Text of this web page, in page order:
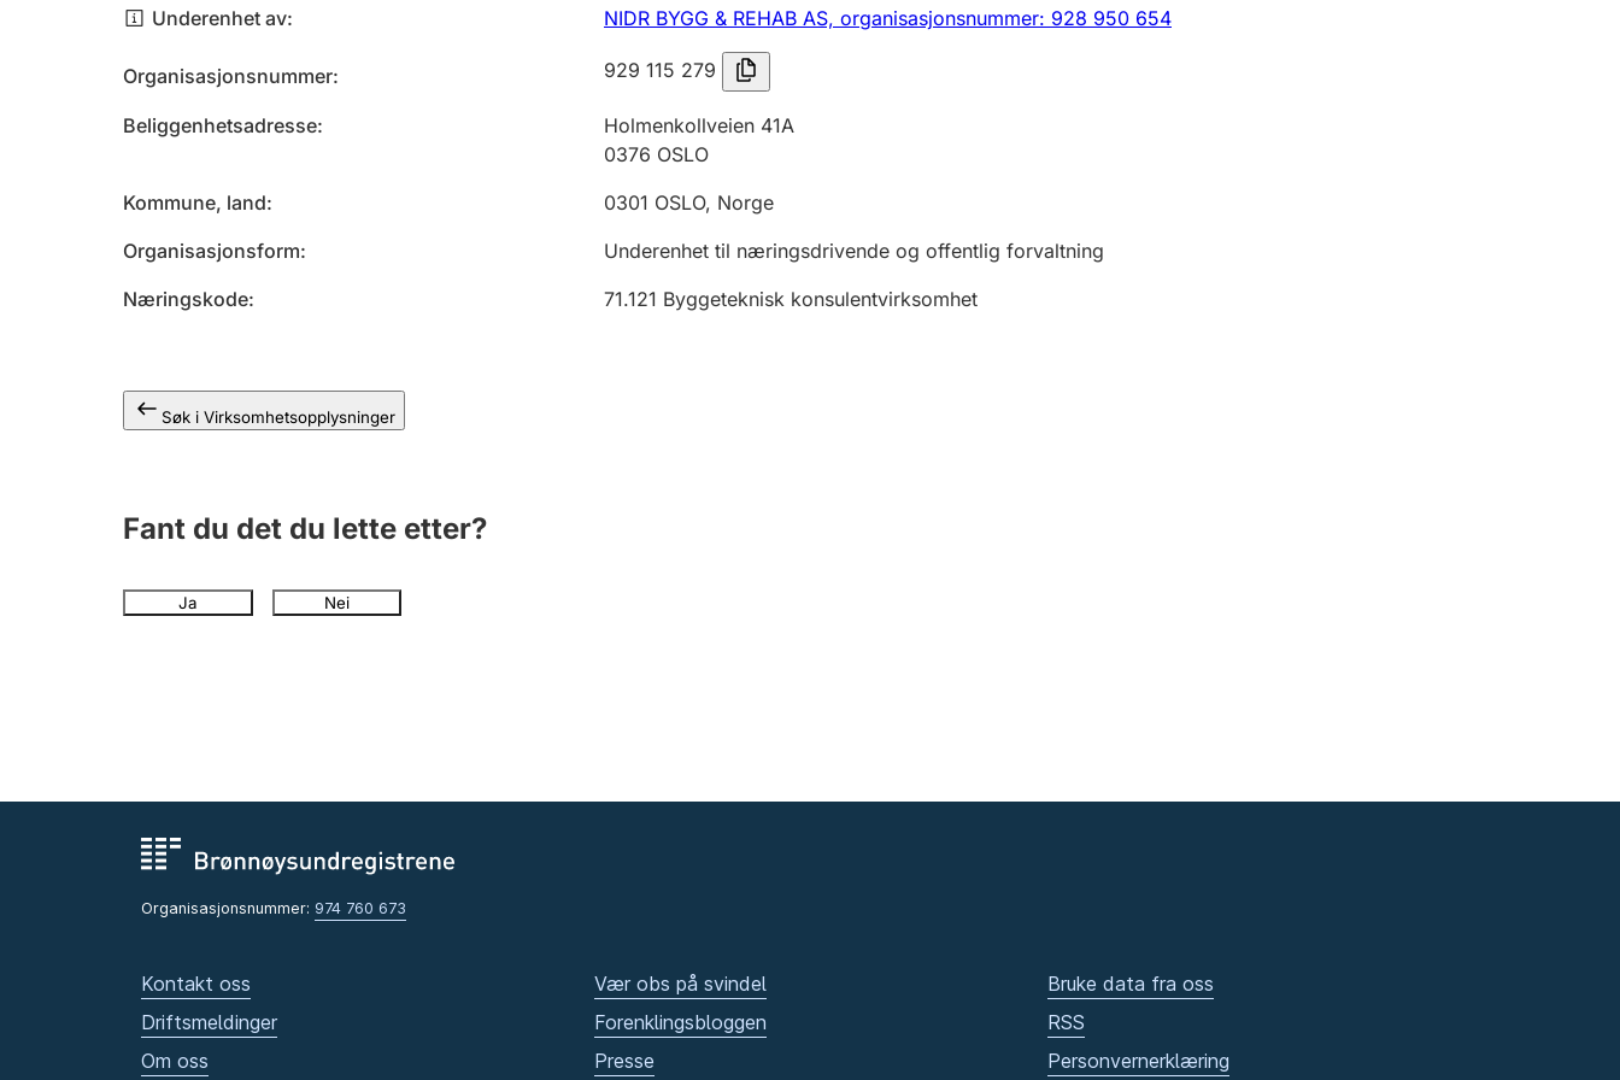
Underenhet av NIDR BYGG & REHAB AS, organisasjonsnummer: 928 950 654
Organisasjonsnummer 929 115 279
Beliggenhetsadresse
Holmenkollveien 41A
0376 OSLO
Kommune, land
0301 OSLO, Norge
Organisasjonsform
Underenhet til næringsdrivende og offentlig forvaltning
Næringskode
71.121 Byggeteknisk konsulentvirksomhet
Søk i Virksomhetsopplysninger
Fant du det du lette etter?
Ja Nei
Organisasjonsnummer: 974 760 673
Kontakt oss
Driftsmeldinger
Om oss
Vær obs på svindel
Forenklingsbloggen
Presse
Bruke data fra oss
RSS
Personvernerklæring